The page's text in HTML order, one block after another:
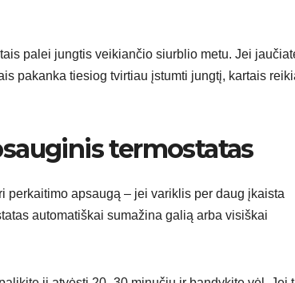
palei jungtis veikiančio siurblio metu. Jei
pakanka tiesiog tvirtiau įstumti jungtį, kartais
termostatas
perkaitimo apsaugą – jei variklis per daug įkaista
automatiškai sumažina galią arba visiškai